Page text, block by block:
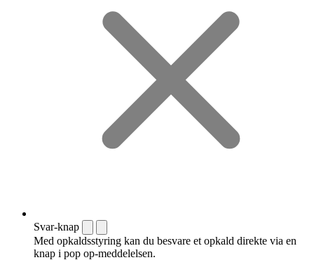
Svar-knap
Med opkaldsstyring kan du besvare et opkald direkte via en
knap i pop op-meddelelsen.